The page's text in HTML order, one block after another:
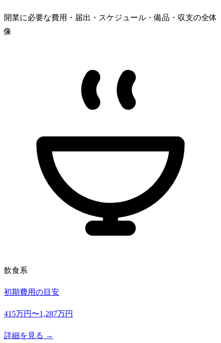
開業に必要な費用・届出・スケジュール・備品・収支の全体
像
飲食系
初期費用の目安
415万円〜1,287万円
詳細を見る →